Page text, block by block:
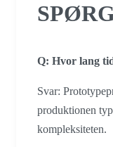
Q: Hvor lang
Svar:
produktionen
kompleksiteten.